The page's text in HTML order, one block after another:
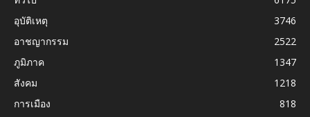
อุบัติเหตุ
3746
อาชญากรรม
2522
ภูมิภาค
1347
สังคม
1218
การเมือง
818